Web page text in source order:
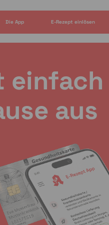
Die App E-Rezept einlösen
einfach
aus